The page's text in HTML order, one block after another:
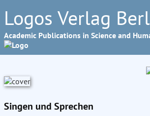
Logos Verlag
Academic Publications in Science and
Singen und Sprechen